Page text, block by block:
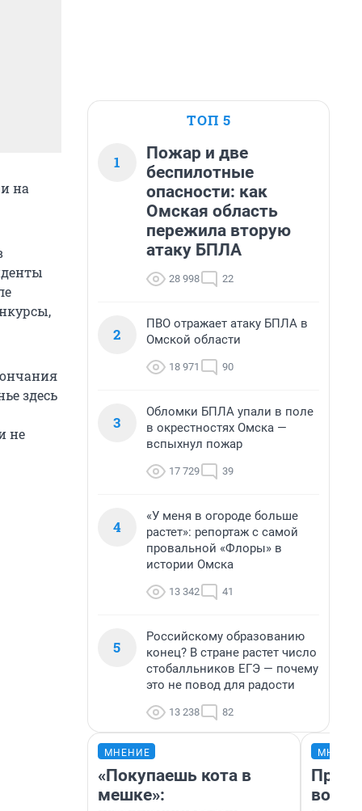
на
здесь
не
ТОП 5
1
Пожар и две
беспилотные
опасности: как
Омская область
пережила вторую
атаку БПЛА
28 998 22
2
ПВО отражает атаку БПЛА в
Омской области
18 971 90
3
Обломки БПЛА упали в поле
в окрестностях Омска —
вспыхнул пожар
17 729 39
4
«У меня в огороде больше
растет»: репортаж с самой
провальной «Флоры» в
истории Омска
13 342 41
5
Российскому образованию
конец? В стране растет число
стобалльников ЕГЭ — почему
это не повод для радости
13 238 82
МНЕНИЕ
«Покупаешь кота в
мешке»: